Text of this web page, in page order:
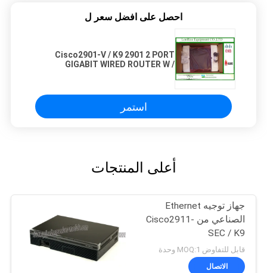
احصل على افضل سعر ل
Cisco2901-V / K9 2901 2 PORT
GIGABIT WIRED ROUTER W /
استمر
أعلى المنتجات
جهاز توجيه Ethernet
الصناعي من Cisco2911-
SEC / K9
قابل للتفاوض MOQ:1 وحدة
الاتصال